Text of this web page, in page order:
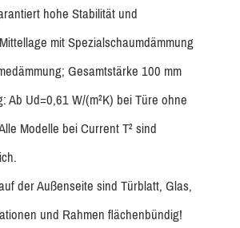
hohe Stabilität und
mit Spezialschaumdämmung
Gesamtstärke 100 mm
Ab Ud=0,61 W/(m²K) bei Türe ohne
Modelle bei Current T² sind
der Außenseite sind Türblatt, Glas,
und Rahmen flächenbündig!